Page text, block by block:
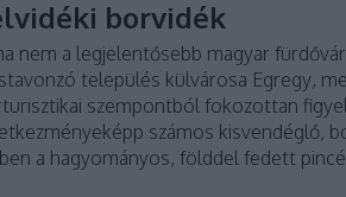
borvidék
nem a legjelentősebb magyar
település külvárosa Egregy,
szempontból fokozottan
számos kisvendéglő,
a hagyományos, földdel fedett